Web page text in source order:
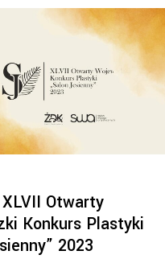
Otwarty
Konkurs Plastyki
2023